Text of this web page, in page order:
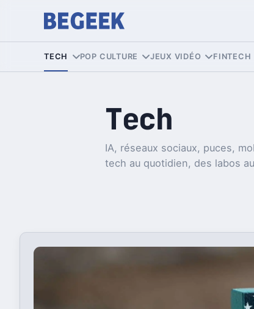
TECH POP CULTURE JEUX VIDÉO FINTECH
Tech
IA, réseaux sociaux, puces,
tech au quotidien, des labos